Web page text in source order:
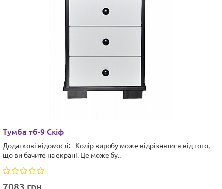
Тумба тб-9 Скіф
Додаткові відомості: - Колір виробу може відрізнятися від того,
що ви бачите на екрані. Це може бу..
7083 грн.